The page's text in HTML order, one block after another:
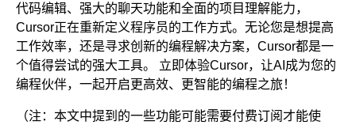
代码编辑、强大的聊天功能和全面的项目理解能力，
Cursor正在重新定义程序员的工作方式。无论您是想提高
工作效率，还是寻求创新的编程解决方案，Cursor都是一
个值得尝试的强大工具。 立即体验Cursor，让AI成为您的
编程伙伴，一起开启更高效、更智能的编程之旅！
（注：本文中提到的一些功能可能需要付费订阅才能使